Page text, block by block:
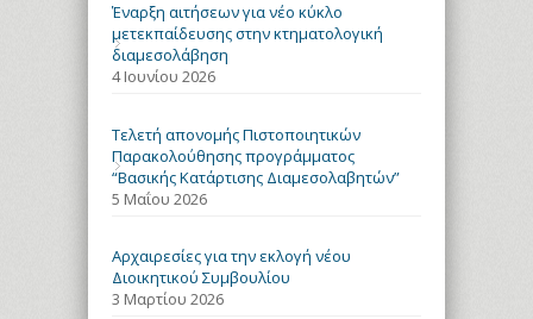
Έναρξη αιτήσεων για νέο κύκλο
μετεκπαίδευσης στην κτηματολογική
διαμεσολάβηση
4 Ιουνίου 2026
Τελετή απονομής Πιστοποιητικών
Παρακολούθησης προγράμματος
“Βασικής Κατάρτισης Διαμεσολαβητών”
5 Μαΐου 2026
Aρχαιρεσίες για την εκλογή νέου
Διοικητικού Συμβουλίου
3 Μαρτίου 2026